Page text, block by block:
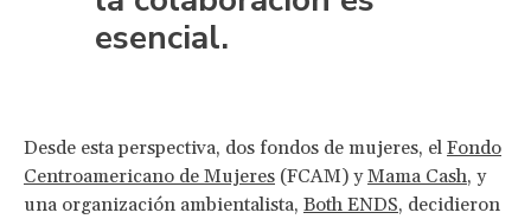
esencial.
Desde esta perspectiva, dos fondos de mujeres, el Fondo
Centroamericano de Mujeres (FCAM) yMama Cash, y
una organización ambientalista, Both ENDS, decidieron